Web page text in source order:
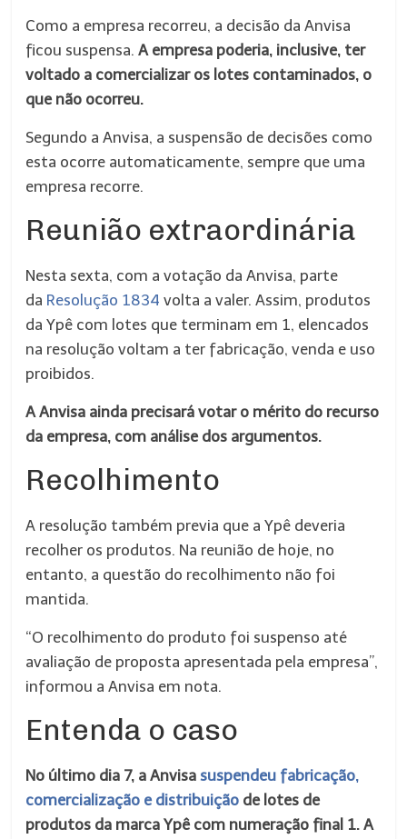
Como a empresa recorreu, a decisão da Anvisa
ficou suspensa.A empresa poderia, inclusive, ter
voltado a comercializar os lotes contaminados, o
que não ocorreu.
Segundo a Anvisa, a suspensão de decisões como
esta ocorre automaticamente, sempre que uma
empresa recorre.
Reunião extraordinária
Nesta sexta, com a votação da Anvisa, parte
da Resolução 1834 volta a valer. Assim, produtos
da Ypê com lotes que terminam em 1, elencados
na resolução voltam a ter fabricação, venda e uso
proibidos.
A Anvisa ainda precisará votar o mérito do recurso
da empresa, com análise dos argumentos.
Recolhimento
A resolução também previa que a Ypê deveria
recolher os produtos. Na reunião de hoje, no
entanto, a questão do recolhimento não foi
mantida.
“O recolhimento do produto foi suspenso até
avaliação de proposta apresentada pela empresa”,
informou a Anvisa em nota.
Entenda o caso
No último dia 7, a Anvisa suspendeu fabricação,
comercialização e distribuição de lotes de
produtos da marca Ypê com numeração final 1. A